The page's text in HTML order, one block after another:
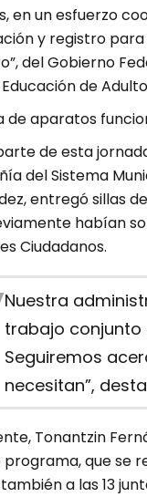
en un esfuerzo
y registro
del Gobierno
de
de aparatos
de esta
del Sistema
entregó sillas
habían
Ciudadanos.
Nuestra
trabajo conjunto
Seguiremos
necesitan”,
Tonantzin
que se
a las 13